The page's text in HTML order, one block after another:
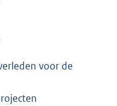
voor de